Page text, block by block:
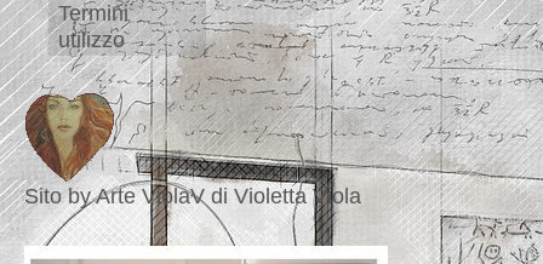
Termini
utilizzo
Sito by Arte ViolaV di Violetta Viola